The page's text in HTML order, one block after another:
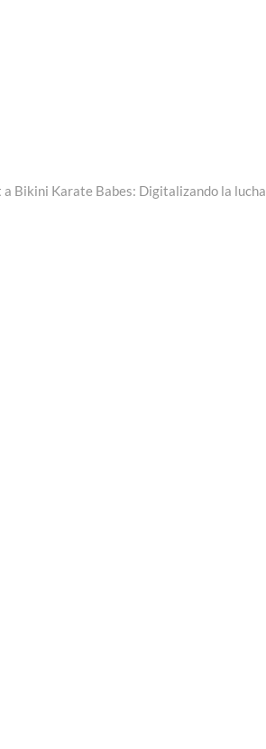
Bikini Karate Babes: Digitalizando la lucha